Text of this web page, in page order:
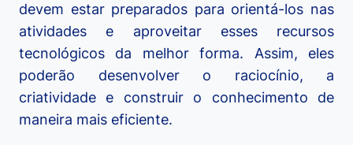
devem estar preparados para orientá-los nas
atividades e aproveitar esses recursos
tecnológicos da melhor forma. Assim, eles
poderão desenvolver o raciocínio, a
criatividade e construir o conhecimento de
maneira mais eficiente.